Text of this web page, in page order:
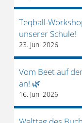
Teqball-
unserer Schule!
23. Juni 2026
Vom Beet auf
an! 🌿
16. Juni 2026